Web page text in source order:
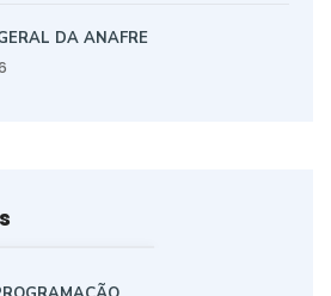
DA ANAFRE